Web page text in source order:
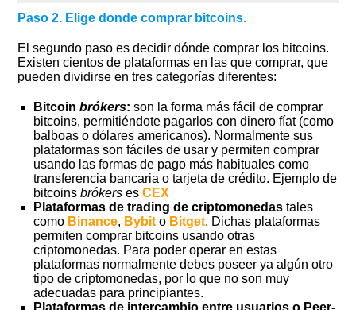
Paso 2. Elige donde comprar bitcoins.
El segundo paso es decidir dónde comprar los bitcoins.
Existen cientos de plataformas en las que comprar, que
pueden dividirse en tres categorías diferentes:
Bitcoinbrókers: son la forma más fácil de comprar
bitcoins, permitiéndote pagarlos con dinero fíat (como
balboas o dólares americanos). Normalmente sus
plataformas son fáciles de usar y permiten comprar
usando las formas de pago más habituales como
transferencia bancaria o tarjeta de crédito. Ejemplo de
bitcoinsbrókers esCEX
Plataformas de trading de criptomonedas tales
como Binance, Bybit o Bitget. Dichas plataformas
permiten comprar bitcoins usando otras
criptomonedas. Para poder operar en estas
plataformas normalmente debes poseer ya algún otro
tipo de criptomonedas, por lo que no son muy
adecuadas para principiantes.